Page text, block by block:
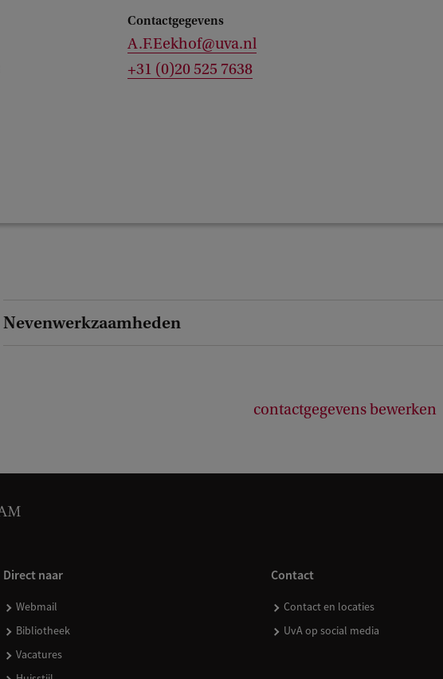
Contactgegevens
A.F.Eekhof@uva.nl
+31 (0)20 525 7638
Nevenwerkzaamheden
contactgegevens bewerken
Direct naar
Webmail
Bibliotheek
Vacatures
Contact
Contact en locaties
UvA op social media